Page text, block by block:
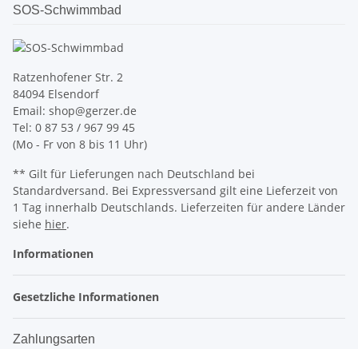
SOS-Schwimmbad
Ratzenhofener Str. 2
84094 Elsendorf
Email: shop@gerzer.de
Tel: 0 87 53 / 967 99 45
(Mo - Fr von 8 bis 11 Uhr)
** Gilt für Lieferungen nach Deutschland bei
Standardversand. Bei Expressversand gilt eine Lieferzeit von
1 Tag innerhalb Deutschlands. Lieferzeiten für andere Länder
siehe hier.
Informationen
Gesetzliche Informationen
Zahlungsarten